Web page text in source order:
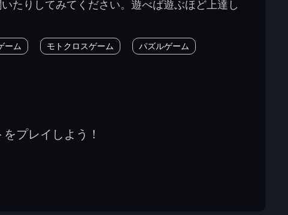
たりしてみてください。遊べば遊ぶほど上達し
ーム モトクロスゲーム パズルゲーム
プレイしよう！